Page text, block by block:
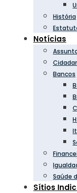
História
Notícias
Bancos
Saúde
Sítios